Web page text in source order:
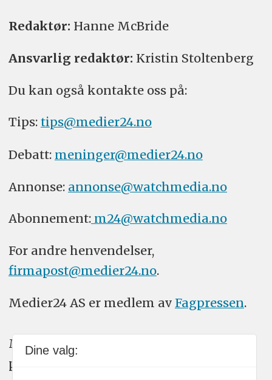
Redaktør: Hanne McBride
Ansvarlig redaktør: Kristin Stoltenberg
Du kan også kontakte oss på:
Tips: tips@medier24.no
Debatt: meninger@medier24.no
Annonse: annonse@watchmedia.no
Abonnement:m24@watchmedia.no
For andre henvendelser,
firmapost@medier24.no.
Medier24 AS er medlem av Fagpressen.
Medier24 arbeider etter Vær Varsom-
plakatens regler for god presseskikk.
Dine valg: